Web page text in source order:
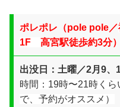
ポレポレ （pole pole／
1F 高宮駅徒歩約3分）
出没日：土曜／2月9、
時間：19時〜21時く
で、予約がオススメ）